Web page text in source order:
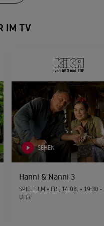
Best-Of-Sendungen
2
hebt ab
IM TV
SEHEN
Hanni & Nanni 3
SPIELFILM • FR., 14.08. • 19:30 -
UHR